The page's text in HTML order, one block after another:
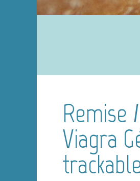
Remise
Viagra